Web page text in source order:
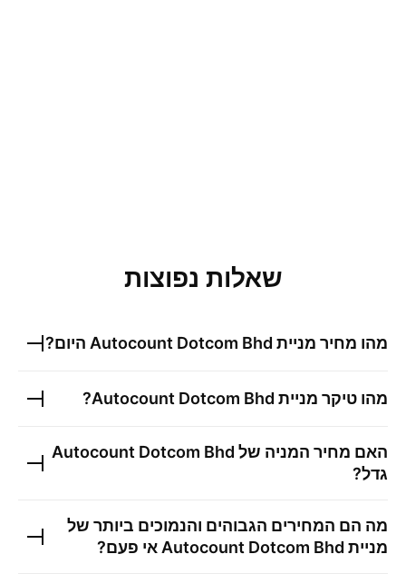
שאלות נפוצות
מהו מחיר מניית Autocount Dotcom Bhd היום?
מהו טיקר מניית Autocount Dotcom Bhd
?
האם מחיר המניה של Autocount Dotcom Bhd
גדל?
מה הם המחירים הגבוהים והנמוכים ביותר של
מניית Autocount Dotcom Bhd אי פעם?